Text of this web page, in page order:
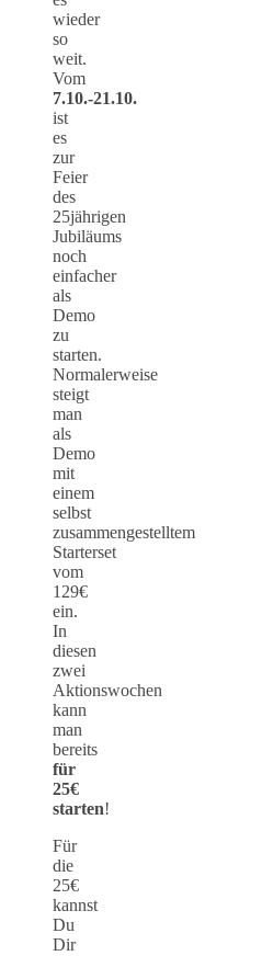
wieder
so
weit.
Vom
7.10.-21.10.
ist
es
zur
Feier
des
25jährigen
Jubiläums
noch
einfacher
als
Demo
zu
starten.
Normalerweise
steigt
man
als
Demo
mit
einem
selbst
zusammengestelltem
Starterset
vom
129€
ein.
In
diesen
zwei
Aktionswochen
kann
man
bereits
für
25€
starten!
Für
die
25€
kannst
Du
Dir